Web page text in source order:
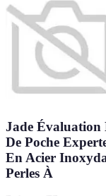
Jade Évaluation
De Poche
En Acier
Perles À